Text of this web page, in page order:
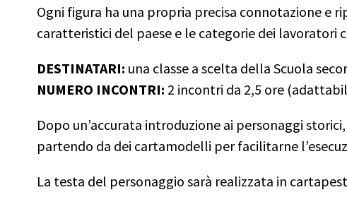
Ogni figura ha una propria precisa connotazione e
caratteristici del paese e le categorie dei lavoratori
DESTINATARI: una classe a scelta della Scuola
NUMERO INCONTRI: 2 incontri da 2,5 ore
Dopo un’accurata introduzione ai personaggi
partendo da dei cartamodelli per facilitarne
La testa del personaggio sarà realizzata in